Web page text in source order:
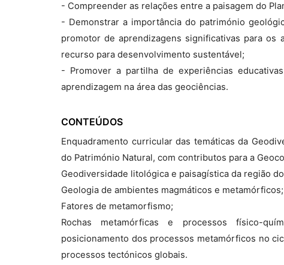
- Compreender as relações entre a paisagem do
- Demonstrar a importância do património
promotor de aprendizagens significativas para os
recurso para desenvolvimento sustentável;
- Promover a partilha de experiências
aprendizagem na área das geociências.
CONTEÚDOS
Enquadramento curricular das temáticas da
do Património Natural, com contributos para a
Geodiversidade litológica e paisagística da região
Geologia de ambientes magmáticos e metamórficos;
Fatores de metamorfismo;
Rochas metamórficas e processos físico-
posicionamento dos processos metamórficos no
processos tectónicos globais.